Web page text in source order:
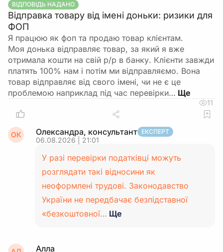
ВІДПОВІДЬ НАДАНО
Відправка товару від імені доньки: ризики для
ФОП
Я працюю як фоп та продаю товар клієнтам.
Моя донька відправляє товар, за який я вже
отримала кошти на свій р/р в банку. Клієнти завжди
платять 100% нам і потім ми відправляємо. Вона
товар відправляє від свого імені, чи не є це
проблемою наприклад під час перевірки…
11
ОК Олександра, консультант ЕКСПЕРТ
06.08.2026 | 21:01
У разі перевірки податківці можуть
розглядати такі відносини як
неоформлені трудові. Законодавство
України не передбачає безпідставної
«безкоштовної… Ще
Алла